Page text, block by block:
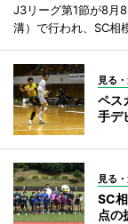
J3リーグ第1節が8月
溝）で行われ、SC相
見る
ペス
手デ
見る
SC
点の